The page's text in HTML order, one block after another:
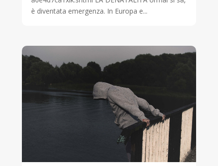
è diventata emergenza. In Europa e...